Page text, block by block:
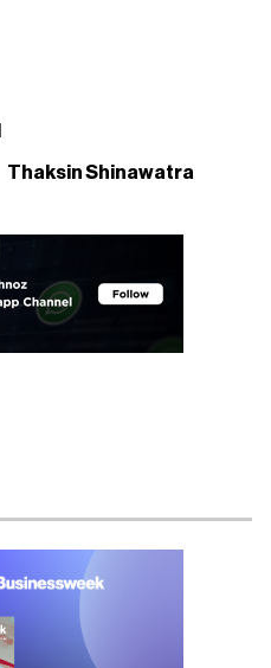
Thaksin Shinawatra